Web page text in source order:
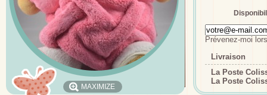
MAXIMIZE
Prévenez-moi
Livraison
La Poste
La Poste